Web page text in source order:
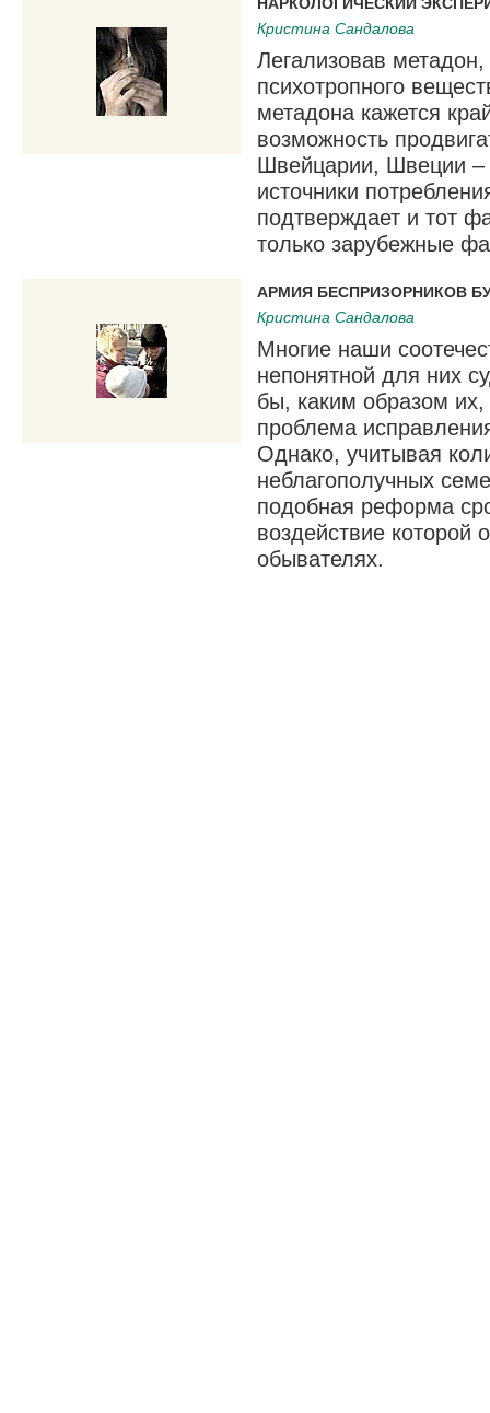
Кристина Сандалова
Легализовав
психотропного
метадона кажется
возможность
Швейцарии, Швеции –
источники
подтверждает и тот
только зарубежные
АРМИЯ БЕСПРИЗОРНИКОВ
Кристина Сандалова
Многие наши
непонятной для них
бы, каким образом
проблема
Однако, учитывая
неблагополучных
подобная реформа
воздействие которой
обывателях.